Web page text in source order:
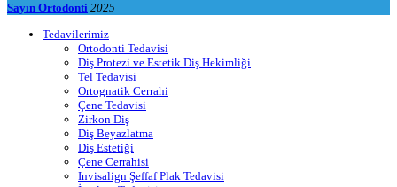
Sayın Ortodonti 2025
Tedavilerimiz
Ortodonti Tedavisi
Diş Protezi ve Estetik Diş Hekimliği
Tel Tedavisi
Ortognatik Cerrahi
Çene Tedavisi
Zirkon Diş
Diş Beyazlatma
Diş Estetiği
Çene Cerrahisi
Invisalign Şeffaf Plak Tedavisi